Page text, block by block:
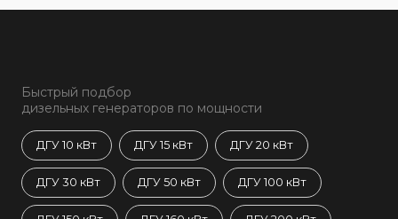
Быстрый подбор
дизельных генераторов по мощности
ДГУ 10 кВт ДГУ 15 кВт ДГУ 20 кВт
ДГУ 30 кВт ДГУ 50 кВт ДГУ 100 кВт